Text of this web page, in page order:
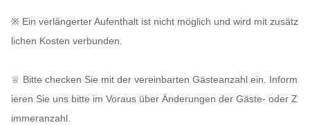
※ Ein verlängerter Aufenthalt ist nicht möglich und wird mit zusätz
lichen Kosten verbunden.
♕ Bitte checken Sie mit der vereinbarten Gästeanzahl ein. Inform
ieren Sie uns bitte im Voraus über Änderungen der Gäste- oder Z
immeranzahl.